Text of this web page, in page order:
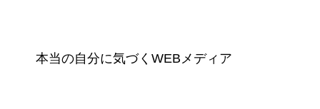
本当の自分に気づく WEBメディア